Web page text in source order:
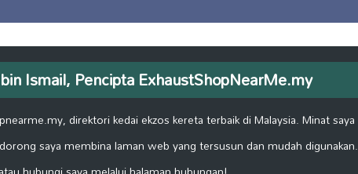
Ismail, Pencipta ExhaustShopNearMe.my
direktori kedai ekzos kereta terbaik di Malaysia. Minat saya
saya membina laman web yang tersusun dan mudah digunakan.